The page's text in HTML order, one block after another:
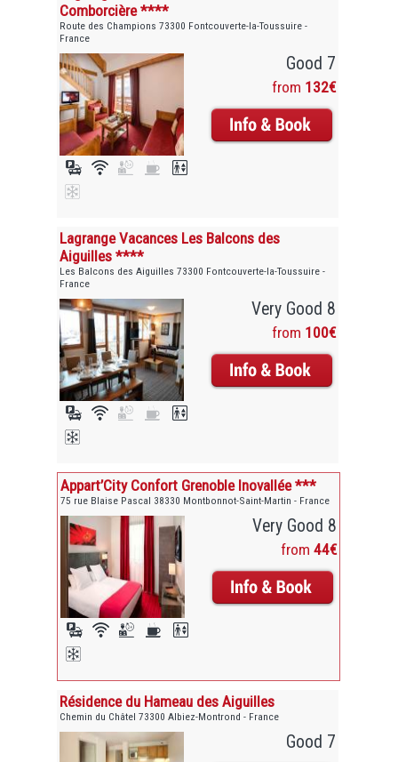
Comborcière ****
Route des Champions 73300 Fontcouverte-la-Toussuire -
France
Good 7
from 132€
Lagrange Vacances Les Balcons des
Aiguilles ****
Les Balcons des Aiguilles 73300 Fontcouverte-la-Toussuire -
France
Very Good 8
from 100€
Appart’City Confort Grenoble Inovallée ***
75 rue Blaise Pascal 38330 Montbonnot-Saint-Martin - France
Very Good 8
from 44€
Résidence du Hameau des Aiguilles
Chemin du Châtel 73300 Albiez-Montrond - France
Good 7